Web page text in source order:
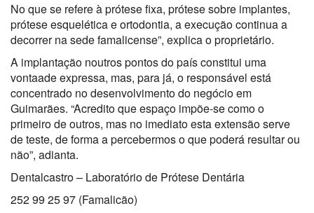
No que se refere à prótese fixa, prótese sobre implantes,
prótese esquelética e ortodontia, a execução continua a
decorrer na sede famalicense”, explica o proprietário.
A implantação noutros pontos do país constitui uma
vontaade expressa, mas, para já, o responsável está
concentrado no desenvolvimento do negócio em
Guimarães. “Acredito que espaço impõe-se como o
primeiro de outros, mas no imediato esta extensão serve
de teste, de forma a percebermos o que poderá resultar ou
não”, adianta.
Dentalcastro – Laboratório de Prótese Dentária
252 99 25 97 (Famalicão)